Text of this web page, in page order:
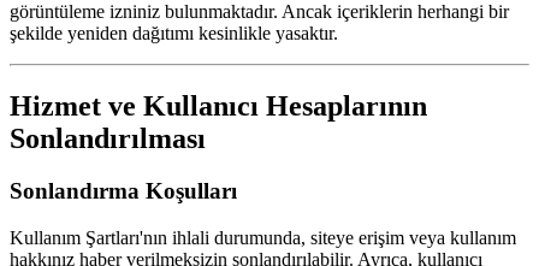
görüntüleme izniniz bulunmaktadır. Ancak içeriklerin herhangi bir
şekilde yeniden dağıtımı kesinlikle yasaktır.
Hizmet ve Kullanıcı Hesaplarının
Sonlandırılması
Sonlandırma Koşulları
Kullanım Şartları'nın ihlali durumunda, siteye erişim veya kullanım
hakkınız haber verilmeksizin sonlandırılabilir. Ayrıca, kullanıcı